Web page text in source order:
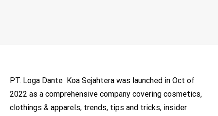
PT. Loga Dante Koa Sejahtera was launched in Oct of
2022 as a comprehensive company covering cosmetics,
clothings & apparels, trends, tips and tricks, insider